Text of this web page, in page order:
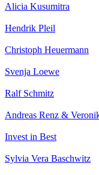
Alicia Kusumitra
Hendrik Pleil
Christoph Heuermann
Svenja Loewe
Ralf Schmitz
Andreas Renz &
Invest in Best
Sylvia Vera Baschwitz